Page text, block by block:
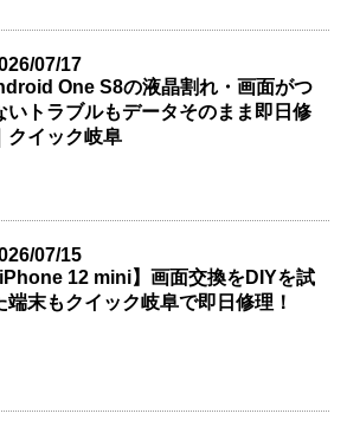
07/17
One S8の液晶割れ・画面がつ
いトラブルもデータそのまま即日修
クイック岐阜
07/15
iPhone 12 mini】画面交換をDIYを試
端末もクイック岐阜で即日修理！